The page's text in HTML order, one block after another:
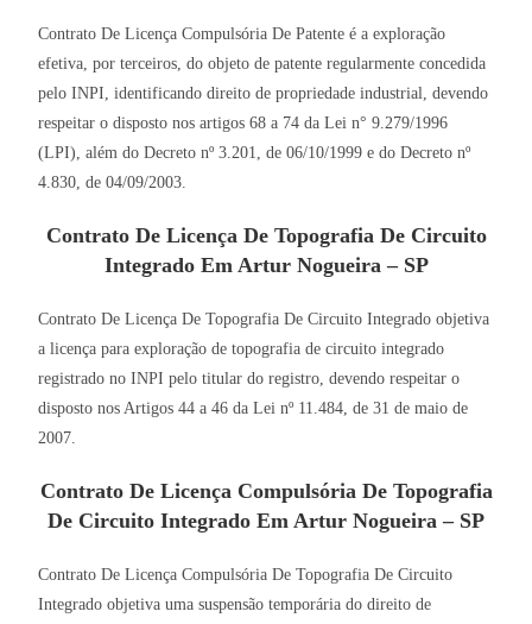
Contrato De Licença Compulsória De Patente é a exploração
efetiva, por terceiros, do objeto de patente regularmente concedida
pelo INPI, identificando direito de propriedade industrial, devendo
respeitar o disposto nos artigos 68 a 74 da Lei n° 9.279/1996
(LPI), além do Decreto nº 3.201, de 06/10/1999 e do Decreto nº
4.830, de 04/09/2003.
Contrato De Licença De Topografia De Circuito
Integrado Em Artur Nogueira – SP
Contrato De Licença De Topografia De Circuito Integrado objetiva
a licença para exploração de topografia de circuito integrado
registrado no INPI pelo titular do registro, devendo respeitar o
disposto nos Artigos 44 a 46 da Lei nº 11.484, de 31 de maio de
2007.
Contrato De Licença Compulsória De Topografia
De Circuito Integrado Em Artur Nogueira – SP
Contrato De Licença Compulsória De Topografia De Circuito
Integrado objetiva uma suspensão temporária do direito de